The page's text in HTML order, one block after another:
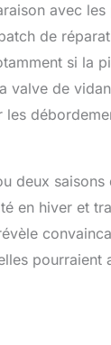
avec
de
si la
valve de
deux saisons
en hiver et
pourraient